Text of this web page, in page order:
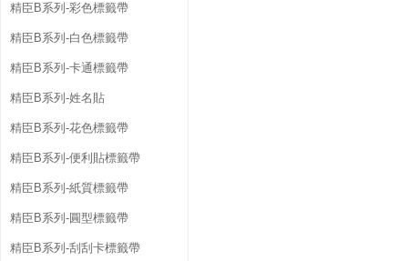
精臣B系列-彩色標籤帶
精臣B系列-白色標籤帶
精臣B系列-卡通標籤帶
精臣B系列-姓名貼
精臣B系列-花色標籤帶
精臣B系列-便利貼標籤帶
精臣B系列-紙質標籤帶
精臣B系列-圓型標籤帶
精臣B系列-刮刮卡標籤帶